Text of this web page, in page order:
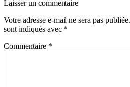
Laisser un commentaire
Votre adresse e-mail ne sera pas publiée.
sont indiqués avec *
Commentaire *